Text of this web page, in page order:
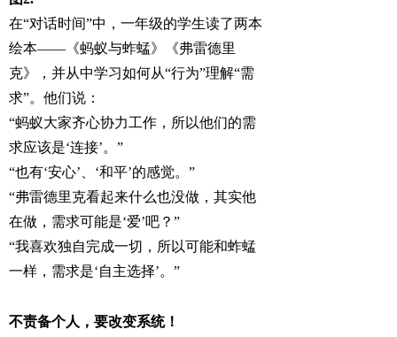
在“对话时间”中，一年级的学生读了两本
绘本——《蚂蚁与蚱蜢》《弗雷德里
克》，并从中学习如何从“行为”理解“需
求”。他们说：
“蚂蚁大家齐心协力工作，所以他们的需
求应该是‘连接’。”
“也有‘安心’、‘和平’的感觉。”
“弗雷德里克看起来什么也没做，其实他
在做，需求可能是‘爱’吧？”
“我喜欢独自完成一切，所以可能和蚱蜢
一样，需求是‘自主选择’。”
不责备个人，要改变系统！